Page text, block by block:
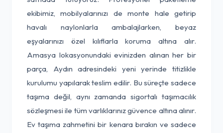
ekibimiz, mobilyalarınızı de monte hale getirip
havalı naylonlarla ambalajlarken, beyaz
eşyalarınızı özel kılıflarla koruma altına alır.
Amasya lokasyonundaki evinizden alınan her bir
parça, Aydın adresindeki yeni yerinde titizlikle
kurulumu yapılarak teslim edilir. Bu süreçte sadece
taşıma değil, aynı zamanda sigortalı taşımacılık
sözleşmesi ile tüm varlıklarınız güvence altına alınır.
Ev taşıma zahmetini bir kenara bırakın ve sadece